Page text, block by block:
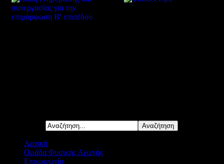
Αρχική
Ομάδα Φυσικής Αγωγής
Επικοινωνία